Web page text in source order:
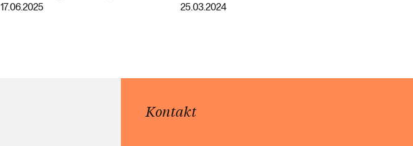
17.06.2025 25.03.2024
Kontakt